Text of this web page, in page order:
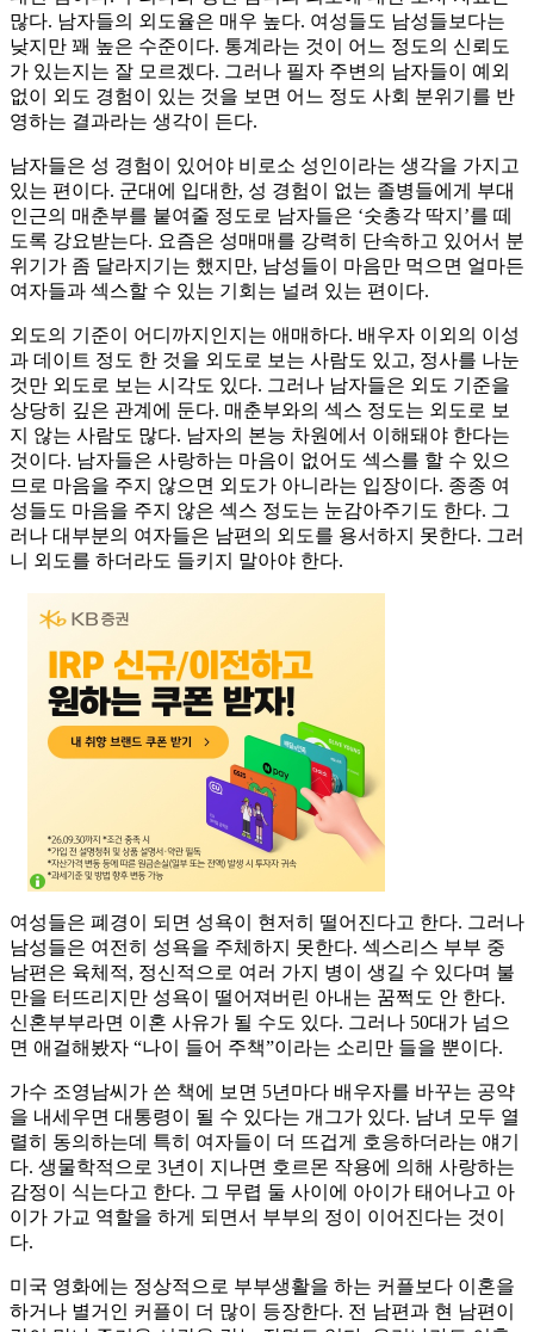
많다. 남자들의 외도율은 매우 높다. 여성들도 남성들보다는
낮지만 꽤 높은 수준이다. 통계라는 것이 어느 정도의 신뢰도
가 있는지는 잘 모르겠다. 그러나 필자 주변의 남자들이 예외
없이 외도 경험이 있는 것을 보면 어느 정도 사회 분위기를 반
영하는 결과라는 생각이 든다.
남자들은 성 경험이 있어야 비로소 성인이라는 생각을 가지고
있는 편이다. 군대에 입대한, 성 경험이 없는 졸병들에게 부대
인근의 매춘부를 붙여줄 정도로 남자들은 ‘숫총각 딱지’를 떼
도록 강요받는다. 요즘은 성매매를 강력히 단속하고 있어서 분
위기가 좀 달라지기는 했지만, 남성들이 마음만 먹으면 얼마든
여자들과 섹스할 수 있는 기회는 널려 있는 편이다.
외도의 기준이 어디까지인지는 애매하다. 배우자 이외의 이성
과 데이트 정도 한 것을 외도로 보는 사람도 있고, 정사를 나눈
것만 외도로 보는 시각도 있다. 그러나 남자들은 외도 기준을
상당히 깊은 관계에 둔다. 매춘부와의 섹스 정도는 외도로 보
지 않는 사람도 많다. 남자의 본능 차원에서 이해돼야 한다는
것이다. 남자들은 사랑하는 마음이 없어도 섹스를 할 수 있으
므로 마음을 주지 않으면 외도가 아니라는 입장이다. 종종 여
성들도 마음을 주지 않은 섹스 정도는 눈감아주기도 한다. 그
러나 대부분의 여자들은 남편의 외도를 용서하지 못한다. 그러
니 외도를 하더라도 들키지 말아야 한다.
여성들은 폐경이 되면 성욕이 현저히 떨어진다고 한다. 그러나
남성들은 여전히 성욕을 주체하지 못한다. 섹스리스 부부 중
남편은 육체적, 정신적으로 여러 가지 병이 생길 수 있다며 불
만을 터뜨리지만 성욕이 떨어져버린 아내는 꿈쩍도 안 한다.
신혼부부라면 이혼 사유가 될 수도 있다. 그러나 50대가 넘으
면 애걸해봤자 “나이 들어 주책”이라는 소리만 들을 뿐이다.
가수 조영남씨가 쓴 책에 보면 5년마다 배우자를 바꾸는 공약
을 내세우면 대통령이 될 수 있다는 개그가 있다. 남녀 모두 열
렬히 동의하는데 특히 여자들이 더 뜨겁게 호응하더라는 얘기
다. 생물학적으로 3년이 지나면 호르몬 작용에 의해 사랑하는
감정이 식는다고 한다. 그 무렵 둘 사이에 아이가 태어나고 아
이가 가교 역할을 하게 되면서 부부의 정이 이어진다는 것이
다.
미국 영화에는 정상적으로 부부생활을 하는 커플보다 이혼을
하거나 별거인 커플이 더 많이 등장한다. 전 남편과 현 남편이